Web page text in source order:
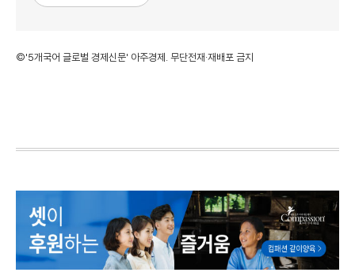
©'5개국어 글로벌 경제신문' 아주경제. 무단전재·재배포 금지